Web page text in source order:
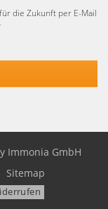
die Zukunft per E-Mail
Immonia GmbH
Sitemap